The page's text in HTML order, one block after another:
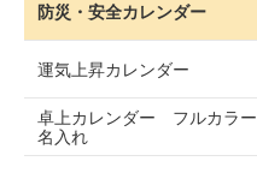
防災・安全カレンダー
運気上昇カレンダー
卓上カレンダー フルカラー
名入れ